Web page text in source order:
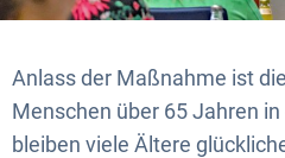
Anlass der Maßnahme ist
Menschen über 65 Jahren
bleiben viele Ältere